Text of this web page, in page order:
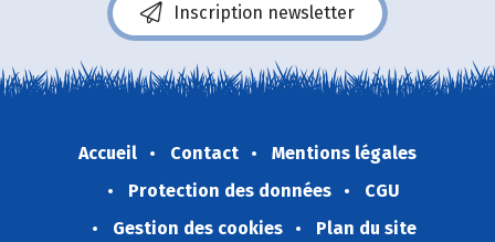
Inscription newsletter
Accueil Contact
Mentions légales
Protection des données
CGU
Gestion des cookies
Plan du site